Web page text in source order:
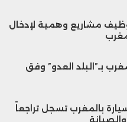
مشاريع وهمية لإدخال
بـ”البلد العدو” وفق
بالمغرب تسجل تراجعاً